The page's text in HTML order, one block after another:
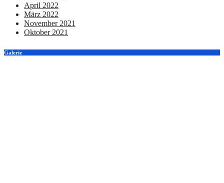
April 2022
März 2022
November 2021
Oktober 2021
Galerie